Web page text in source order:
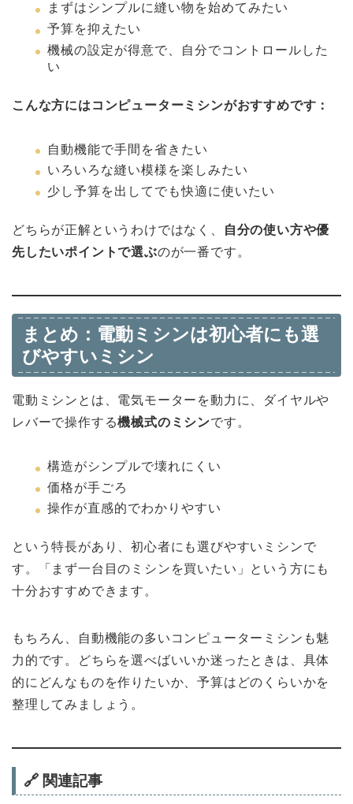
まずはシンプルに縫い物を始めてみたい
予算を抑えたい
機械の設定が得意で、自分でコントロールした
い
こんな方にはコンピューターミシンがおすすめです：
自動機能で手間を省きたい
いろいろな縫い模様を楽しみたい
少し予算を出してでも快適に使いたい
どちらが正解というわけではなく、
自分の使い方や優
先したいポイントで選ぶのが一番です。
まとめ：電動ミシンは初心者にも選
びやすいミシン
電動ミシンとは、電気モーターを動力に、ダイヤルや
レバーで操作する機械式のミシンです。
構造がシンプルで壊れにくい
価格が手ごろ
操作が直感的でわかりやすい
という特長があり、初心者にも選びやすいミシンで
す。「まず一台目のミシンを買いたい」という方にも
十分おすすめできます。
もちろん、自動機能の多いコンピューターミシンも魅
力的です。どちらを選べばいいか迷ったときは、具体
的にどんなものを作りたいか、予算はどのくらいかを
整理してみましょう。
🔗 関連記事